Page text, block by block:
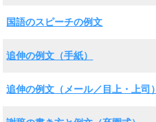
国語のスピーチの例文
追伸の例文（手紙）
追伸の例文（メール／目上・上司）